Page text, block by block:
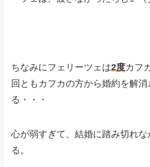
ちなみにフェリーツェは2度カフ
回ともカフカの方から婚約を解消
る・・・
心が弱すぎて、結婚に踏み切れ
る。